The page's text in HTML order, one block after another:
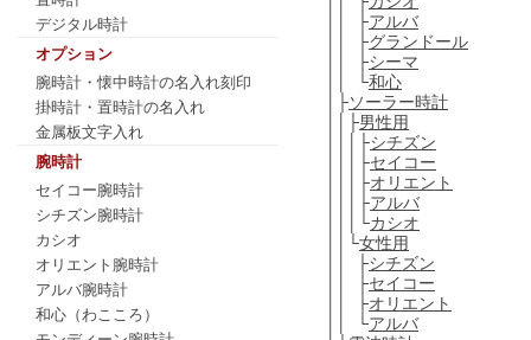
デジタル時計
オプション
腕時計・懐中時計の名入れ刻印
掛時計・置時計の名入れ
金属板文字入れ
腕時計
セイコー腕時計
シチズン腕時計
カシオ
オリエント腕時計
アルバ腕時計
和心（わこころ）
││ ├アルバ
││ ├グランドール
││ ├シーマ
││ └和心
│├ソーラー時計
││├男性用
│││├シチズン
│││├セイコー
│││├オリエント
│││├アルバ
│││└カシオ
││└女性用
││ ├シチズン
││ ├セイコー
││ ├オリエント
││ └アルバ